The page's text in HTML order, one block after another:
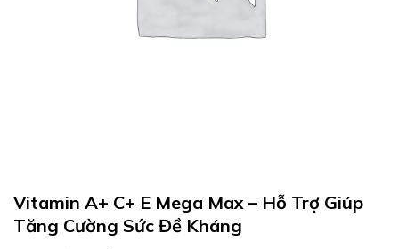
Vitamin A+ C+ E Mega Max – Hỗ Trợ Giúp
Tăng Cường Sức Đề Kháng